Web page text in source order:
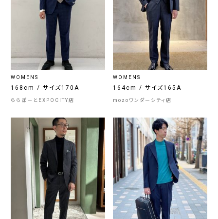
WOMENS
168cm / サイズ170A
ららぽーとEXPOCITY店
WOMENS
164cm / サイズ165A
mozoワンダーシティ店